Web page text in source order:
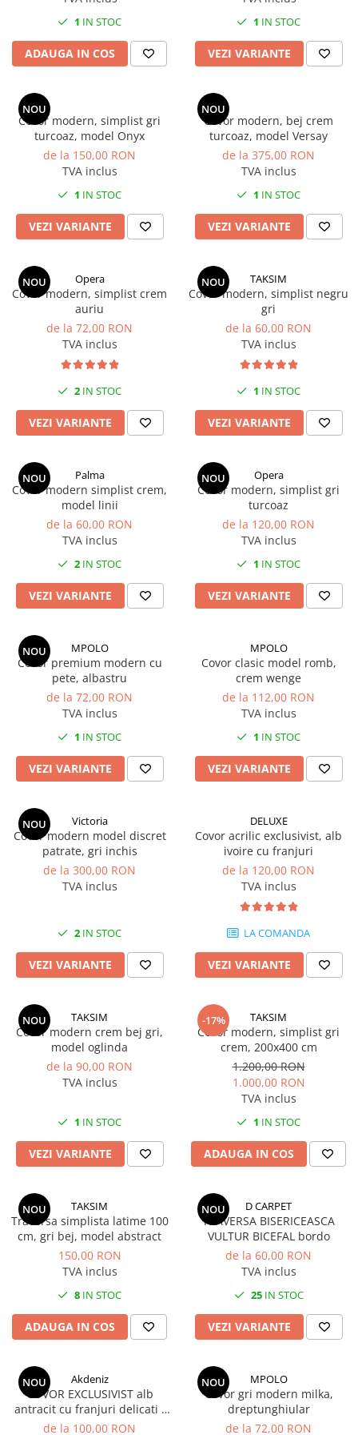
TRUVA
Covoare abstracte
Covoare clasice cu modele florale
Covoare 300/400
Covoare 200/250
60 cm
Seturi pentru dormitor latime 80
COVOARE OVALE sau ROTUNDE
1 IN STOC
ADAUGA IN COS
1 IN STOC
VEZI VARIANTE
NOU
Covor modern, simplist gri
turcoaz, model Onyx
de la 150,00 RON
TVA inclus
1 IN STOC
VEZI VARIANTE
NOU
Covor modern, bej crem
turcoaz, model Versay
de la 375,00 RON
TVA inclus
1 IN STOC
VEZI VARIANTE
NOU Opera
Covor modern, simplist crem
auriu
de la 72,00 RON
TVA inclus
2 IN STOC
VEZI VARIANTE
NOU TAKSIM
Covor modern, simplist negru
gri
de la 60,00 RON
TVA inclus
1 IN STOC
VEZI VARIANTE
NOU Palma
Covor modern simplist crem,
model linii
de la 60,00 RON
TVA inclus
2 IN STOC
VEZI VARIANTE
NOU Opera
Covor modern, simplist gri
turcoaz
de la 120,00 RON
TVA inclus
1 IN STOC
VEZI VARIANTE
NOU MPOLO
Covor premium modern cu
pete, albastru
de la 72,00 RON
TVA inclus
1 IN STOC
VEZI VARIANTE
MPOLO
Covor clasic model romb,
crem wenge
de la 112,00 RON
TVA inclus
1 IN STOC
VEZI VARIANTE
NOU Victoria
Covor modern model discret
patrate, gri inchis
de la 300,00 RON
TVA inclus
2 IN STOC
VEZI VARIANTE
DELUXE
Covor acrilic exclusivist, alb
ivoire cu franjuri
de la 120,00 RON
TVA inclus
LA COMANDA
VEZI VARIANTE
NOU TAKSIM
Covor modern crem bej gri,
model oglinda
de la 90,00 RON
TVA inclus
1 IN STOC
VEZI VARIANTE
-17% TAKSIM
Covor modern, simplist gri
crem, 200x400 cm
1.200,00 RON
1.000,00 RON
TVA inclus
1 IN STOC
ADAUGA IN COS
NOU TAKSIM
Traversa simplista latime 100
cm, gri bej, model abstract
150,00 RON
TVA inclus
8 IN STOC
ADAUGA IN COS
NOU D CARPET
TRAVERSA BISERICEASCA
VULTUR BICEFAL bordo
de la 60,00 RON
TVA inclus
25IN STOC
VEZI VARIANTE
NOU Akdeniz
COVOR EXCLUSIVIST alb
antracit cu franjuri delicati ,
model pete
de la 100,00 RON
NOU MPOLO
Covor gri modern milka,
dreptunghiular
de la 72,00 RON